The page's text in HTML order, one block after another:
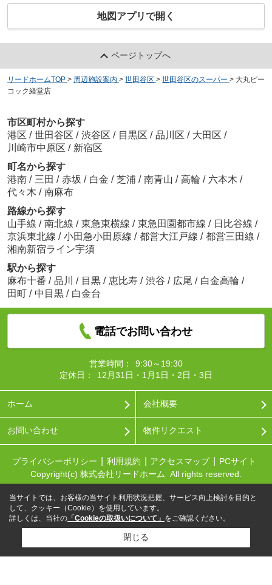
地図アプリで開く
ページトップへ
リードホームTOP > 周辺施設案内 > 世田谷区 > 世田谷区のスーパー > 大丸ピー
コック経堂店
市区町村から探す
港区 / 世田谷区 / 渋谷区 / 目黒区 / 品川区 / 大田区 /
川崎市中原区 / 新宿区
町名から探す
港南 / 三田 / 赤坂 / 白金 / 芝浦 / 南青山 / 高輪 / 六本木 /
代々木 / 南麻布
路線から探す
山手線 / 南北線 / 東急東横線 / 東急田園都市線 / 日比谷線 /
京浜東北線 / 小田急小田原線 / 都営大江戸線 / 都営三田線 /
湘南新宿ライン宇須
駅から探す
麻布十番 / 品川 / 目黒 / 恵比寿 / 渋谷 / 広尾 / 白金高輪 /
田町 / 中目黒 / 白金台
電話でお問い合わせ
営業時間：
9:30～19:30
定休日：
12月31日・1月1日・2日・3日
ホーム 会社概要
お問い合わせ 物件リクエスト
プライバシーポリシー 利用規約 アクセスマップ
PCサイト
Copyright(c) 株式会社リードホーム All rights reserved.
当サイトでは、お客様の当サイト利用状況把握、サービス向上検討を目的と
して、クッキー（Cookie）を使用しています。
詳しくは、当社の 「Cookieの取扱いについて」 をご確認ください。
閉じる